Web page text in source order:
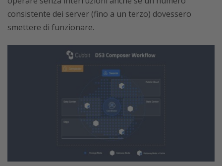
consistente dei server (fino a un terzo) dovessero
smettere di funzionare.